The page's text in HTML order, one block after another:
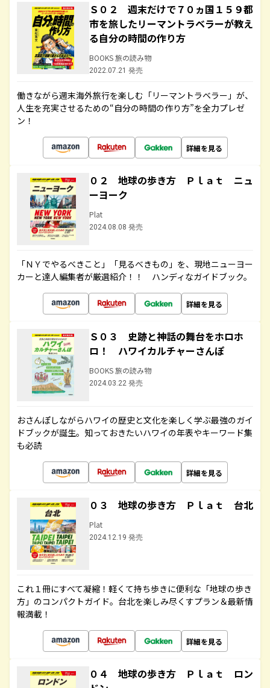
Ｓ０２ 週末だけで７０ヵ国１５９都
市を旅したリーマントラベラーが教え
る自分の時間の作り方
BOOKS 旅の読み物
2022.07.21 発売
働きながら週末海外旅行を楽しむ「リーマントラベラー」が、
人生を充実させるための“自分の時間の作り方”を全力プレゼ
ン！
詳細を見る
０２ 地球の歩き方 Ｐｌａｔ ニュ
ーヨーク
Plat
2024.08.08 発売
「ＮＹでやるべきこと」「見るべきもの」を、現地ニューヨー
カーと達人編集者が厳選紹介！！ ハンディなガイドブック。
詳細を見る
Ｓ０３ 史跡と神話の舞台をホロホ
ロ！ ハワイカルチャーさんぽ
BOOKS 旅の読み物
2024.03.22 発売
おさんぽしながらハワイの歴史と文化を楽しく学ぶ最強のガイ
ドブックが誕生。知っておきたいハワイの年表やキーワード集
も必読
詳細を見る
０３ 地球の歩き方 Ｐｌａｔ 台北
Plat
2024.12.19 発売
これ１冊にすべて凝縮！軽くて持ち歩きに便利な「地球の歩き
方」のコンパクトガイド。台北を楽しみ尽くすプラン＆最新情
報満載！
詳細を見る
０４ 地球の歩き方 Ｐｌａｔ ロン